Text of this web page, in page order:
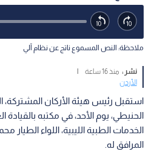
ملاحظة: النص المسموع ناتج عن نظام آلي
نشر : منذ 16 ساعة
|
الأردن
استقبل رئيس هيئة الأركان المشتركة،
الحنيطي، يوم الأحد، في مكتبه بالقيادة
الخدمات الطبية الليبية، اللواء الطيار
المرافق له.